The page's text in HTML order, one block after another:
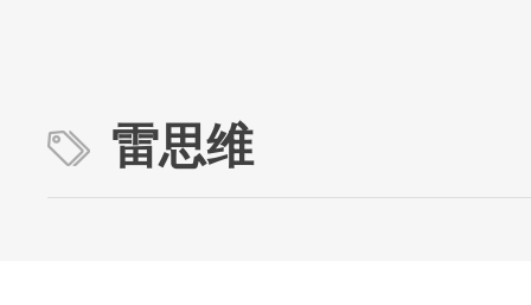
雷思维